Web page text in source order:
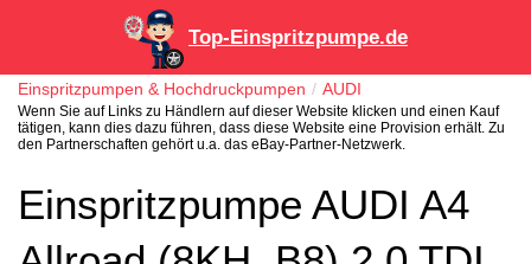
Top-Einspritzpumpe.de
Einspritzpumpen & Hochdruckpumpen AUDI
Wenn Sie auf Links zu Händlern auf dieser Website klicken und einen Kauf
tätigen, kann dies dazu führen, dass diese Website eine Provision erhält. Zu
den Partnerschaften gehört u.a. das eBay-Partner-Netzwerk.
Einspritzpumpe AUDI A4